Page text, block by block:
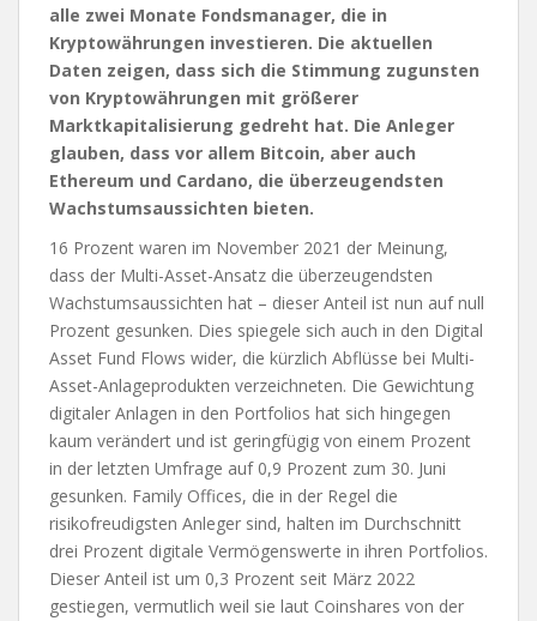
alle zwei Monate Fondsmanager, die in
Kryptowährungen investieren. Die aktuellen
Daten zeigen, dass sich die Stimmung zugunsten
von Kryptowährungen mit größerer
Marktkapitalisierung gedreht hat. Die Anleger
glauben, dass vor allem Bitcoin, aber auch
Ethereum und Cardano, die überzeugendsten
Wachstumsaussichten bieten.
16 Prozent waren im November 2021 der Meinung,
dass der Multi-Asset-Ansatz die überzeugendsten
Wachstumsaussichten hat – dieser Anteil ist nun auf null
Prozent gesunken. Dies spiegele sich auch in den Digital
Asset Fund Flows wider, die kürzlich Abflüsse bei Multi-
Asset-Anlageprodukten verzeichneten. Die Gewichtung
digitaler Anlagen in den Portfolios hat sich hingegen
kaum verändert und ist geringfügig von einem Prozent
in der letzten Umfrage auf 0,9 Prozent zum 30. Juni
gesunken. Family Offices, die in der Regel die
risikofreudigsten Anleger sind, halten im Durchschnitt
drei Prozent digitale Vermögenswerte in ihren Portfolios.
Dieser Anteil ist um 0,3 Prozent seit März 2022
gestiegen, vermutlich weil sie laut Coinshares von der